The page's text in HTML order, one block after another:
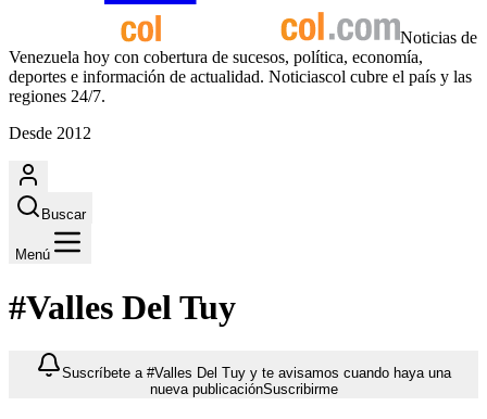
Noticias de
Venezuela hoy con cobertura de sucesos, política, economía,
deportes e información de actualidad. Noticiascol cubre el país y las
regiones 24/7.
Desde 2012
Buscar
Menú
#Valles Del Tuy
Suscríbete a #Valles Del Tuy y te avisamos cuando haya una
nueva publicaciónSuscribirme